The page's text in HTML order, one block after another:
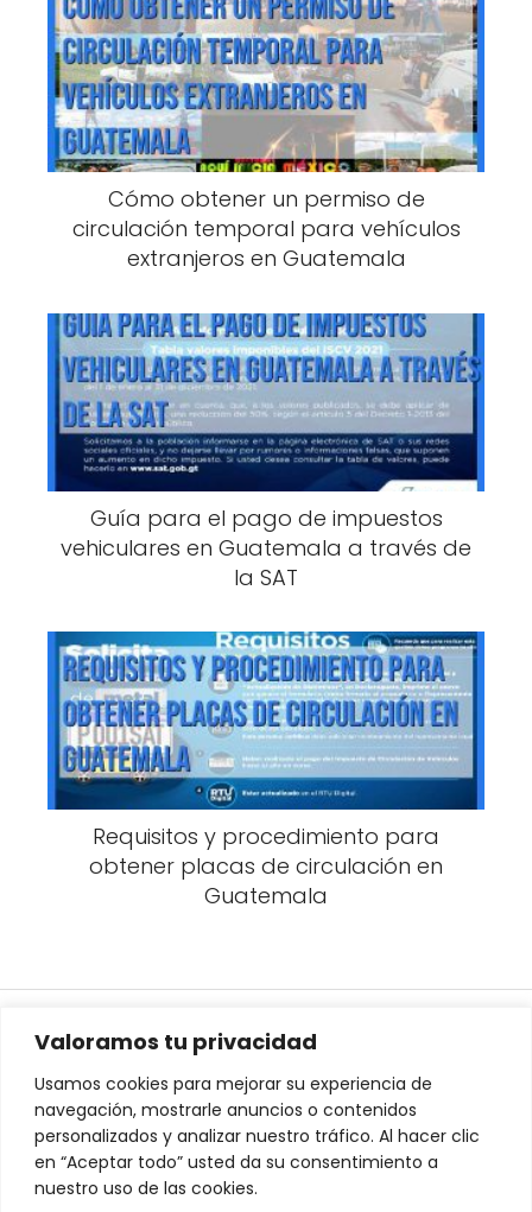
Valoramos tu privacidad
Usamos cookies para mejorar su experiencia de
navegación, mostrarle anuncios o contenidos
personalizados y analizar nuestro tráfico. Al hacer clic
en “Aceptar todo” usted da su consentimiento a
nuestro uso de las cookies.
Cómo obtener un permiso de
circulación temporal para vehículos
extranjeros en Guatemala
Guía para el pago de impuestos
vehiculares en Guatemala a través de
la SAT
Requisitos y procedimiento para
obtener placas de circulación en
Guatemala
Contactanos